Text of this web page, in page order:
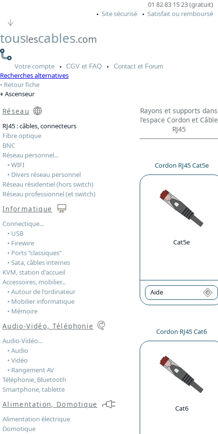
01 82 83 15 23 (gratuit)
Site sécurisé
Satisfait ou remboursé
touslescables.com
Votrecompte CGV et FAQ Contactet Forum
Recherches alternatives
Retour fiche
Ascenseur
Rayons et supports dans
l’espace Cordon et Câble
RJ45
Cordon RJ45 Cat5e
Cat5e
Aide
Cordon RJ45 Cat6
Cat6
Réseau
RJ45 : câbles, connecteurs
Fibre optique
BNC
Réseau personnel...
• WIFI
• Divers réseau personnel
Réseau résidentiel (hors switch)
Réseau professionnel (et switch)
Informatique
Connectique...
• USB
• Firewire
• Ports “classiques”
• Sata, câbles internes
KVM, station d'accueil
Accessoires, mobilier...
• Autour de l'ordinateur
• Mobilier informatique
• Mémoire
Audio-Vidéo, Téléphonie
Audio-Vidéo...
• Audio
• Vidéo
• Rangement AV
Téléphonie, Bluetooth
Smartphone, tablette
Alimentation, Domotique
Alimentation électrique
Domotique